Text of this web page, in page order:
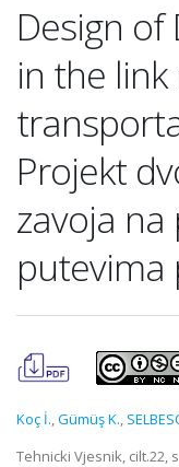
Design of
in the
Projekt
zavoja
putevima
Koç İ.,Gümüş K.,
Tehnicki Vjesnik, cilt.22,